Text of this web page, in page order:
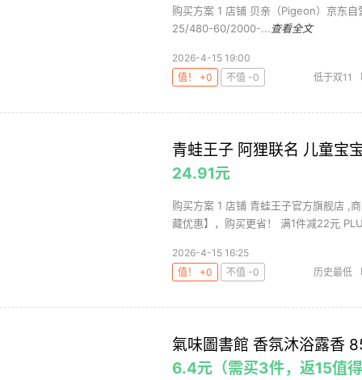
购买方案 1 店铺 贝亲（Pigeon）京东
25/480-60/2000-... 查看全文
2026-4-15 19:00
值！ +0
不值 -0 低于双11
青蛙王子 阿狸联名 儿童宝
24.91元
购买方案 1 店铺 青蛙王子官方旗舰店 ,
藏优惠】，购买更省！ 满1件减22元
2026-4-15 16:25
值！ +0
不值 -0 历史最低
氣味圖書館 香氛沐浴露香
6.4元（需买3件，返15值